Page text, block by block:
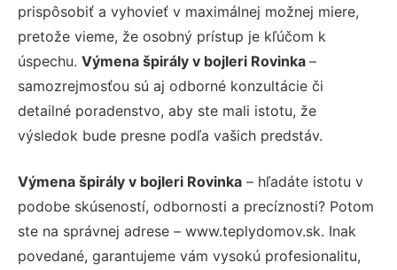
prispôsobiť a vyhovieť v maximálnej možnej miere,
pretože vieme, že osobný prístup je kľúčom k
úspechu. Výmena špirály v bojleri Rovinka –
samozrejmosťou sú aj odborné konzultácie či
detailné poradenstvo, aby ste mali istotu, že
výsledok bude presne podľa vašich predstáv.
Výmena špirály v bojleri Rovinka – hľadáte istotu v
podobe skúseností, odbornosti a precíznosti? Potom
ste na správnej adrese – www.teplydomov.sk. Inak
povedané, garantujeme vám vysokú profesionalitu,